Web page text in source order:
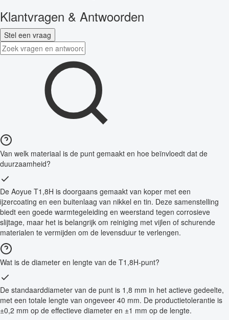
Klantvragen & Antwoorden
Stel een vraag
Van welk materiaal is de punt gemaakt en hoe beïnvloedt dat de
duurzaamheid?
De Aoyue T1,8H is doorgaans gemaakt van koper met een
ijzercoating en een buitenlaag van nikkel en tin. Deze samenstelling
biedt een goede warmtegeleiding en weerstand tegen corrosieve
slijtage, maar het is belangrijk om reiniging met vijlen of schurende
materialen te vermijden om de levensduur te verlengen.
Wat is de diameter en lengte van de T1,8H-punt?
De standaarddiameter van de punt is 1,8 mm in het actieve gedeelte,
met een totale lengte van ongeveer 40 mm. De productietolerantie is
±0,2 mm op de effectieve diameter en ±1 mm op de lengte.